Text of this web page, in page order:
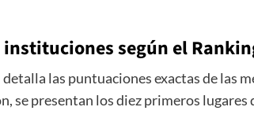
según el
las puntuaciones exactas de las
se presentan los diez primeros lugares